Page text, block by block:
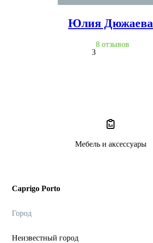
Caprigo Porto
Город
Неизвестный город
Юлия Дюжаева
3
8 отзывов
Мебель и аксессуары